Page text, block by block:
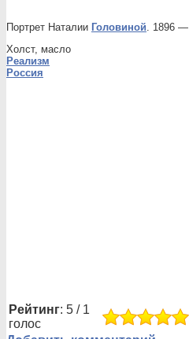
Портрет Наталии Головиной. 1896 —
Холст, масло
Реализм
Россия
Рейтинг: 5 / 1
голос